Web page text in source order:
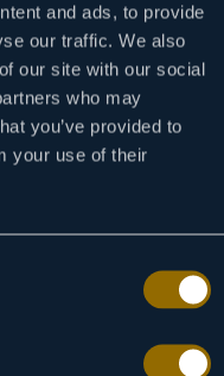
and ads, to provide
our traffic. We also
our site with our social
who may
you’ve provided to
your use of their
kreće
običan